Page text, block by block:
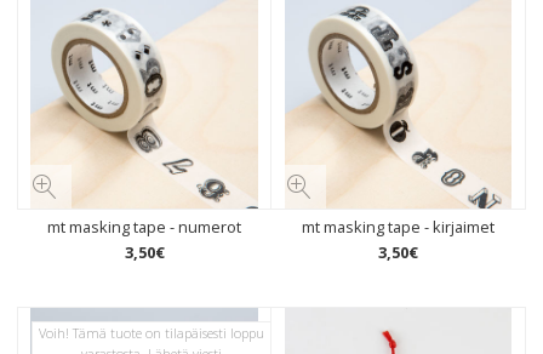
mt masking tape - numerot
3,50€
mt masking tape - kirjaimet
3,50€
Voih! Tämä tuote on tilapäisesti loppu